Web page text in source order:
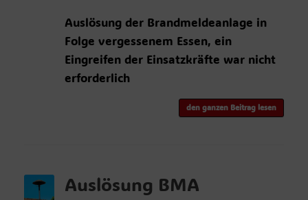
Auslösung der Brandmeldeanlage in
Folge vergessenem Essen, ein
Eingreifen der Einsatzkräfte war nicht
erforderlich
den ganzen Beitrag lesen
Auslösung BMA